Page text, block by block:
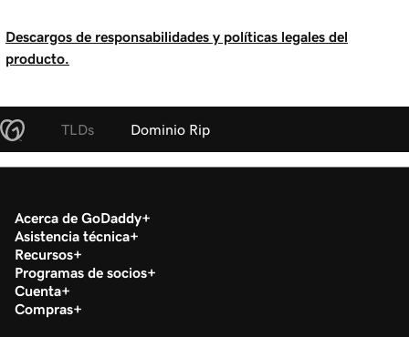
Descargos de responsabilidades y políticas legales del
producto.
TLDs Dominio Rip
Acerca de GoDaddy
Asistencia técnica
Recursos
Programas de socios
Cuenta
Compras